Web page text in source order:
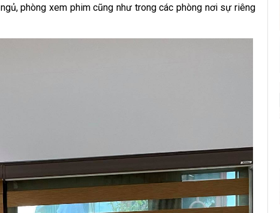
phòng xem phim cũng như trong các phòng nơi sự riêng